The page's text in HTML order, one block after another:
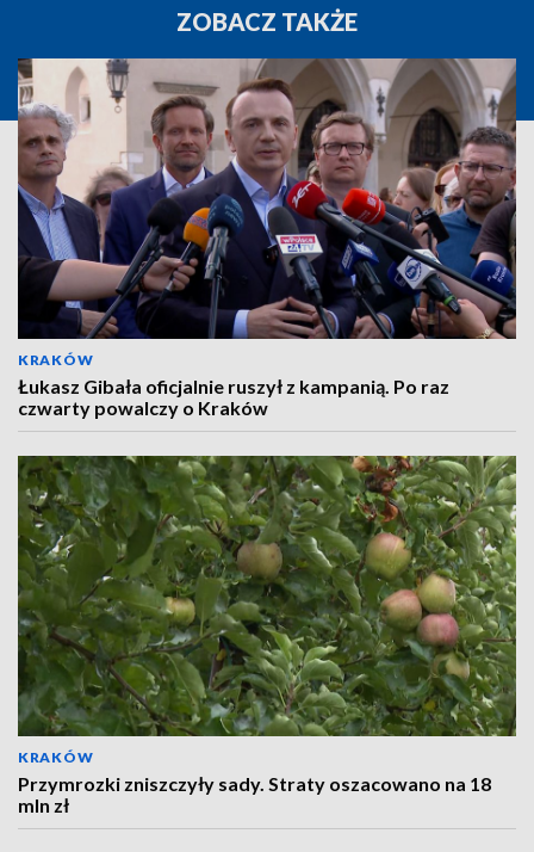
ZOBACZ TAKŻE
KRAKÓW
Łukasz Gibała oficjalnie ruszył z kampanią. Po raz
czwarty powalczy o Kraków
KRAKÓW
Przymrozki zniszczyły sady. Straty oszacowano na 18
mln zł